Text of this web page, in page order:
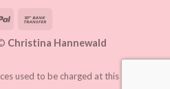
Christina Hannewald
used to be charged at this shop.